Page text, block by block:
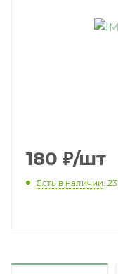
180 ₽/шт
Есть в наличии: 23